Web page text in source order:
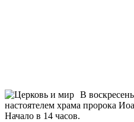
В
настоятелем храма пророка
Начало в 14 часов.